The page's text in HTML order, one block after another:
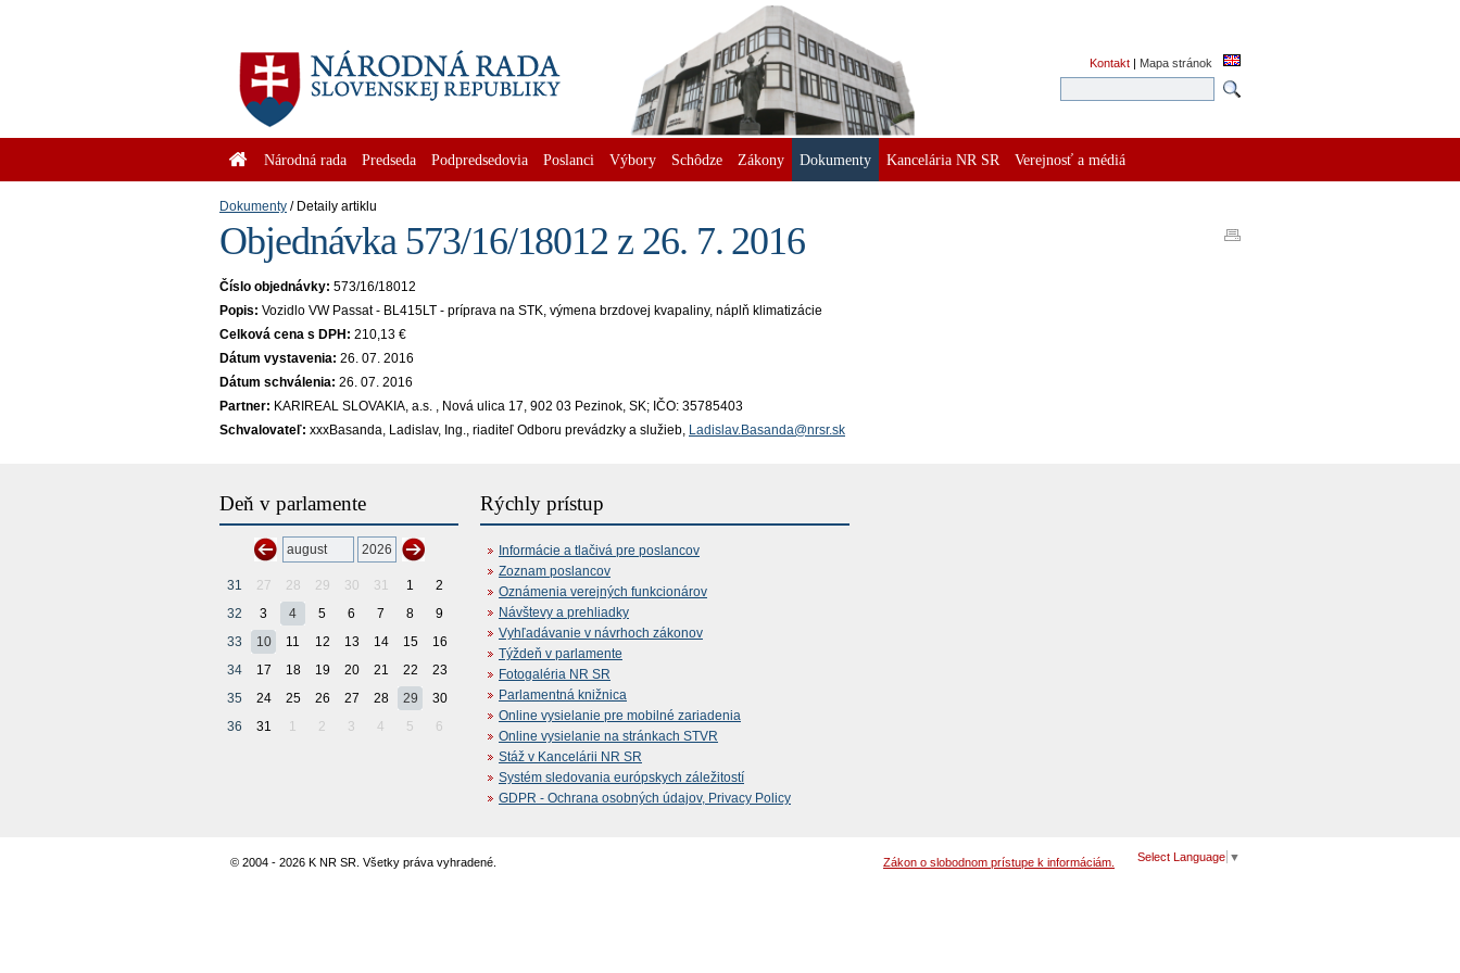
Kontakt | Mapa stránok
Národná rada Predseda Podpredsedovia Poslanci Výbory Schôdze Zákony Dokumenty Kancelária NR SR Verejnosť a médiá
Dokumenty Detaily artiklu
Objednávka 573/16/18012 z 26. 7. 2016
Číslo objednávky: 573/16/18012
Popis: Vozidlo VW Passat - BL415LT - príprava na STK, výmena brzdovej kvapaliny, náplň klimatizácie
Celková cena s DPH: 210,13 €
Dátum vystavenia: 26. 07. 2016
Dátum schválenia: 26. 07. 2016
Partner: KARIREAL SLOVAKIA, a.s. , Nová ulica 17, 902 03 Pezinok, SK; IČO: 35785403
Schvalovateľ: xxxBasanda, Ladislav, Ing., riaditeľ Odboru prevádzky a služieb, Ladislav.Basanda@nrsr.sk
Deň v parlamente
31 27 28 29 30 31 1
2
32
3 4 5 6 7 8
9
33
10 11 12 13 14 15
16
34
17 18 19 20 21 22
23
35
24 25 26 27 28 29
30
36
31 1 2 3 4 5 6
Rýchly prístup
Informácie a tlačivá pre poslancov
Zoznam poslancov
Oznámenia verejných funkcionárov
Návštevy a prehliadky
Vyhľadávanie v návrhoch zákonov
Týždeň v parlamente
Fotogaléria NR SR
Parlamentná knižnica
Online vysielanie pre mobilné zariadenia
Online vysielanie na stránkach STVR
Stáž v Kancelárii NR SR
Systém sledovania európskych záležitostí
GDPR - Ochrana osobných údajov, Privacy Policy
© 2004 - 2026 K NR SR. Všetky práva vyhradené. Select Language ▼
Zákon o slobodnom prístupe k informáciám.